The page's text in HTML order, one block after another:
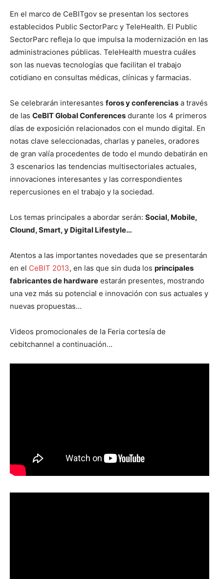
En el marco de CeBITgov se presentan los sectores
establecidos Public SectorParc y TeleHealth. El Public
SectorParc refleja lo que impulsa la modernización en las
administraciones públicas. TeleHealth muestra cuáles
son las nuevas tecnologías que facilitan el trabajo
cotidiano en consultas médicas, clínicas y farmacias.
Se celebrarán interesantes foros y conferencias a través
de las CeBIT Global Conferences durante los 4 primeros
días de exposición relacionados con el mundo digital. En
notas clave seleccionadas, charlas y paneles, oradores
de gran valía procedentes de todo el mundo debatirán en
3 escenarios las tendencias multisectoriales actuales,
innovaciones interesantes y las correspondientes
repercusiones en el trabajo y la sociedad.
Los temas principales a abordar serán: Social, Mobile,
Clound, Smart, y Digital Lifestyle…
Atentos a las importantes novedades que se presentarán
en el CeBIT 2013, en las que sin duda los principales
fabricantes de hardware estarán presentes, mostrando
una vez más su potencial e innovación con sus actuales y
nuevas propuestas…
Videos promocionales de la Feria cortesía de
cebitchannel a continuación…